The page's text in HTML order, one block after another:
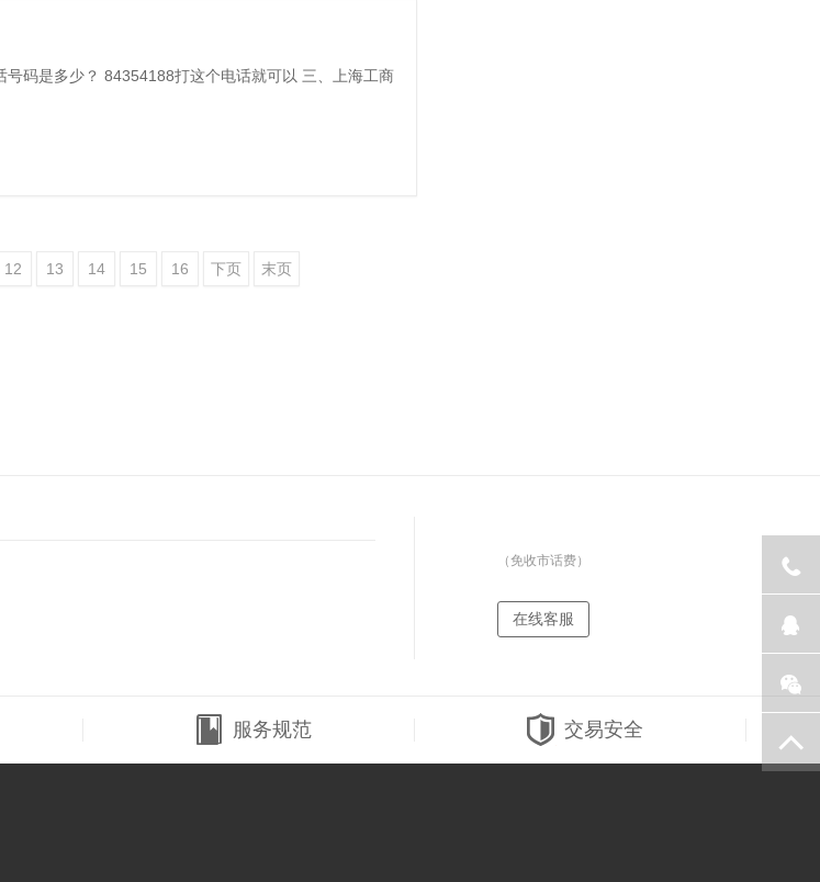
码是多少？ 84354188打这个电话就可以 三、上海工商
12 13 14 15 16 下页 末页
（免收市话费）
在线客服
服务规范 交易安全